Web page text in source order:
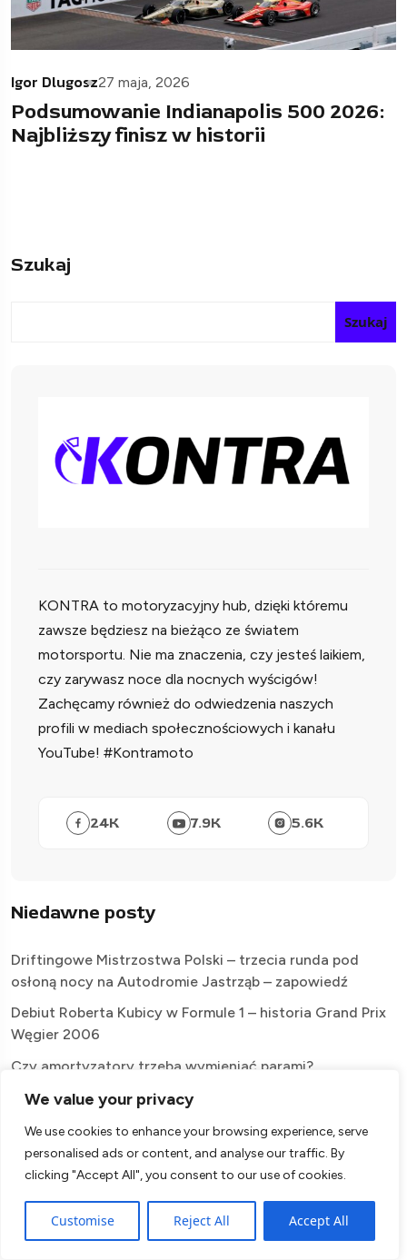
We value your privacy
We use cookies to enhance your browsing experience, serve
personalised ads or content, and analyse our traffic. By
clicking "Accept All", you consent to our use of cookies.
Customise Reject All Accept All
Igor Dlugosz27 maja, 2026
Podsumowanie Indianapolis 500 2026:
Najbliższy finisz w historii
Szukaj
Szukaj
KONTRA to motoryzacyjny hub, dzięki któremu
zawsze będziesz na bieżąco ze światem
motorsportu. Nie ma znaczenia, czy jesteś laikiem,
czy zarywasz noce dla nocnych wyścigów!
Zachęcamy również do odwiedzenia naszych
profili w mediach społecznościowych i kanału
YouTube! #Kontramoto
24K 7.9K 5.6K
Niedawne posty
Driftingowe Mistrzostwa Polski – trzecia runda pod
osłoną nocy na Autodromie Jastrząb – zapowiedź
Debiut Roberta Kubicy w Formule 1 – historia Grand Prix
Węgier 2006
Czy amortyzatory trzeba wymieniać parami?
Grand Prix Wielkiej Brytanii MotoGP 2026 –
Jak dobrać amortyzatory do klasycznego Volkswagena?
Poradnik dla właścicieli Garbusa i Ogórka
Niedawne komentarze